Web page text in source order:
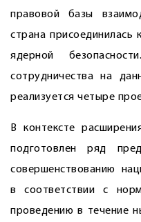
правовой базы
страна
ядерной
сотрудничества на
реализуется четыре
В контексте
подготовлен ряд
совершенствованию
в соответствии с
проведению в течение